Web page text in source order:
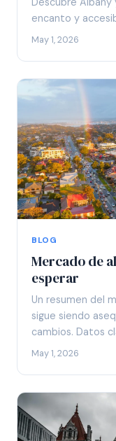
encanto y
May 1, 2026
BLOG
Mercado de
esperar
Un resumen del
sigue siendo
cambios. Datos
May 1, 2026